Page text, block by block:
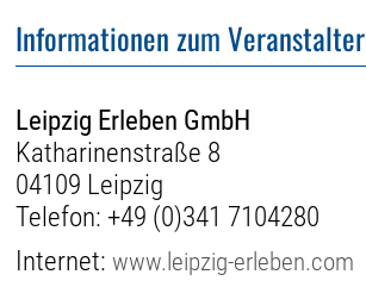
Informationen zum Veranstalter
Leipzig Erleben GmbH
Katharinenstraße 8
04109 Leipzig
Telefon: +49 (0)341 7104280
Internet:www.leipzig-erleben.com